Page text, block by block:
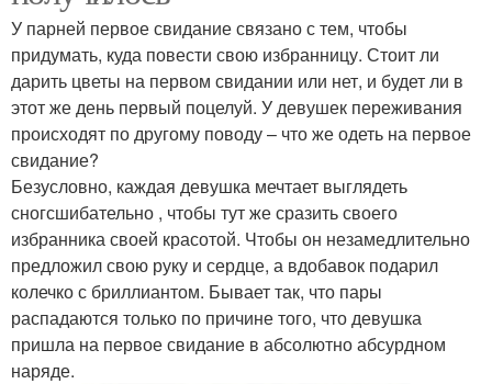
У парней первое свидание связано с тем, чтобы
придумать, куда повести свою избранницу. Стоит ли
дарить цветы на первом свидании или нет, и будет ли в
этот же день первый поцелуй. У девушек переживания
происходят по другому поводу – что же одеть на первое
свидание?
Безусловно, каждая девушка мечтает выглядеть
сногсшибательно , чтобы тут же сразить своего
избранника своей красотой. Чтобы он незамедлительно
предложил свою руку и сердце, а вдобавок подарил
колечко с бриллиантом. Бывает так, что пары
распадаются только по причине того, что девушка
пришла на первое свидание в абсолютно абсурдном
наряде.